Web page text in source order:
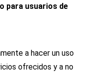
para usuarios de
a hacer un uso
ofrecidos y a no